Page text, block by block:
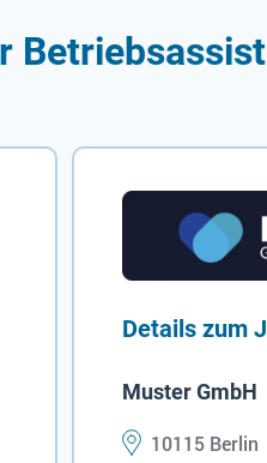
Details zum
Muster GmbH
10115 Berlin